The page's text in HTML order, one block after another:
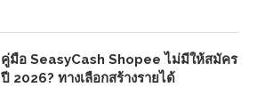
คู่มือ SeasyCash Shopee ไม่มีให้สมัคร
ปี 2026? ทางเลือกสร้างรายได้